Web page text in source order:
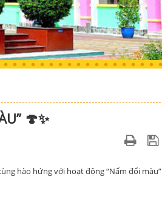
🍄✨
hào hứng với hoạt động “Nấm đổi màu”